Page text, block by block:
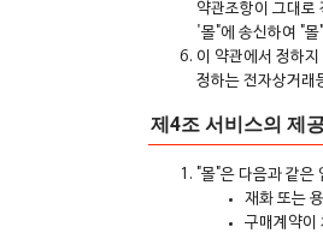
약관조항이 그대로
'몰"에 송신하여 "
이 약관에서 정하
정하는 전자상거래
제4조 서비스의 제
"몰"은 다음과 같은
재화 또는
구매계약이